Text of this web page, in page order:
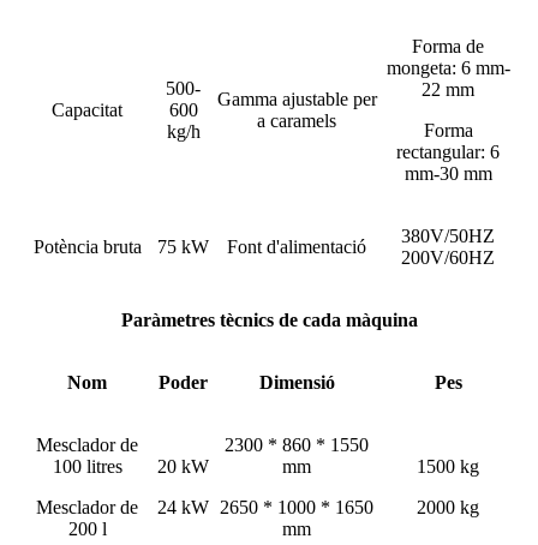
Capacitat
500-
600
kg/h
Gamma ajustable per
a caramels
Forma de
mongeta: 6 mm-
22 mm
Forma
rectangular: 6
mm-30 mm
Potència bruta 75 kW Font d'alimentació
380V/50HZ
200V/60HZ
Paràmetres tècnics de cada màquina
Nom Poder Dimensió Pes
Mesclador de
100 litres
Mesclador de
200 l
20 kW
24 kW
2300 * 860 * 1550
mm
2650 * 1000 * 1650
mm
1500 kg
2000 kg